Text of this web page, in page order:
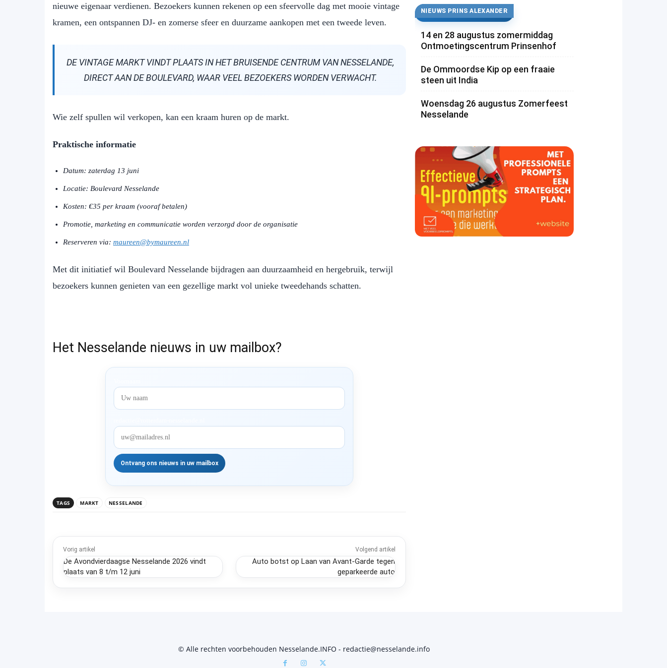
nieuwe eigenaar verdienen. Bezoekers kunnen rekenen op een sfeervolle dag met mooie vintage
kramen, een ontspannen DJ- en zomerse sfeer en duurzame aankopen met een tweede leven.
DE VINTAGE MARKT VINDT PLAATS IN HET BRUISENDE CENTRUM VAN NESSELANDE,
DIRECT AAN DE BOULEVARD, WAAR VEEL BEZOEKERS WORDEN VERWACHT.
Wie zelf spullen wil verkopen, kan een kraam huren op de markt.
Praktische informatie
Datum: zaterdag 13 juni
Locatie: Boulevard Nesselande
Kosten: €35 per kraam (vooraf betalen)
Promotie, marketing en communicatie worden verzorgd door de organisatie
Reserveren via: maureen@bymaureen.nl
Met dit initiatief wil Boulevard Nesselande bijdragen aan duurzaamheid en hergebruik, terwijl
bezoekers kunnen genieten van een gezellige markt vol unieke tweedehands schatten.
Het Nesselande nieuws in uw mailbox?
TAGS MARKT NESSELANDE
Vorig artikel
De Avondvierdaagse Nesselande 2026 vindt
plaats van 8 t/m 12 juni
Volgend artikel
Auto botst op Laan van Avant-Garde tegen
geparkeerde auto
NIEUWS PRINS ALEXANDER
14 en 28 augustus zomermiddag
Ontmoetingscentrum Prinsenhof
De Ommoordse Kip op een fraaie
steen uit India
Woensdag 26 augustus Zomerfeest
Nesselande
© Alle rechten voorbehouden Nesselande.INFO - redactie@nesselande.info